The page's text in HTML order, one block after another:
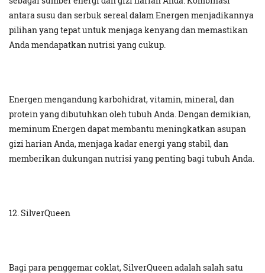
antara susu dan serbuk sereal dalam Energen menjadikannya
pilihan yang tepat untuk menjaga kenyang dan memastikan
Anda mendapatkan nutrisi yang cukup.
Energen mengandung karbohidrat, vitamin, mineral, dan
protein yang dibutuhkan oleh tubuh Anda. Dengan demikian,
meminum Energen dapat membantu meningkatkan asupan
gizi harian Anda, menjaga kadar energi yang stabil, dan
memberikan dukungan nutrisi yang penting bagi tubuh Anda.
12. SilverQueen
Bagi para penggemar coklat, SilverQueen adalah salah satu